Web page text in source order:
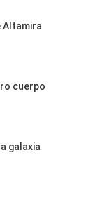
Altamira
cuerpo
galaxia